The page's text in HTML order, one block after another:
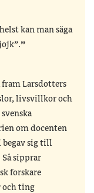
kan man säga
Larsdotters
livsvillkor och
om docenten
begav sig till
sipprar
forskare
och ting